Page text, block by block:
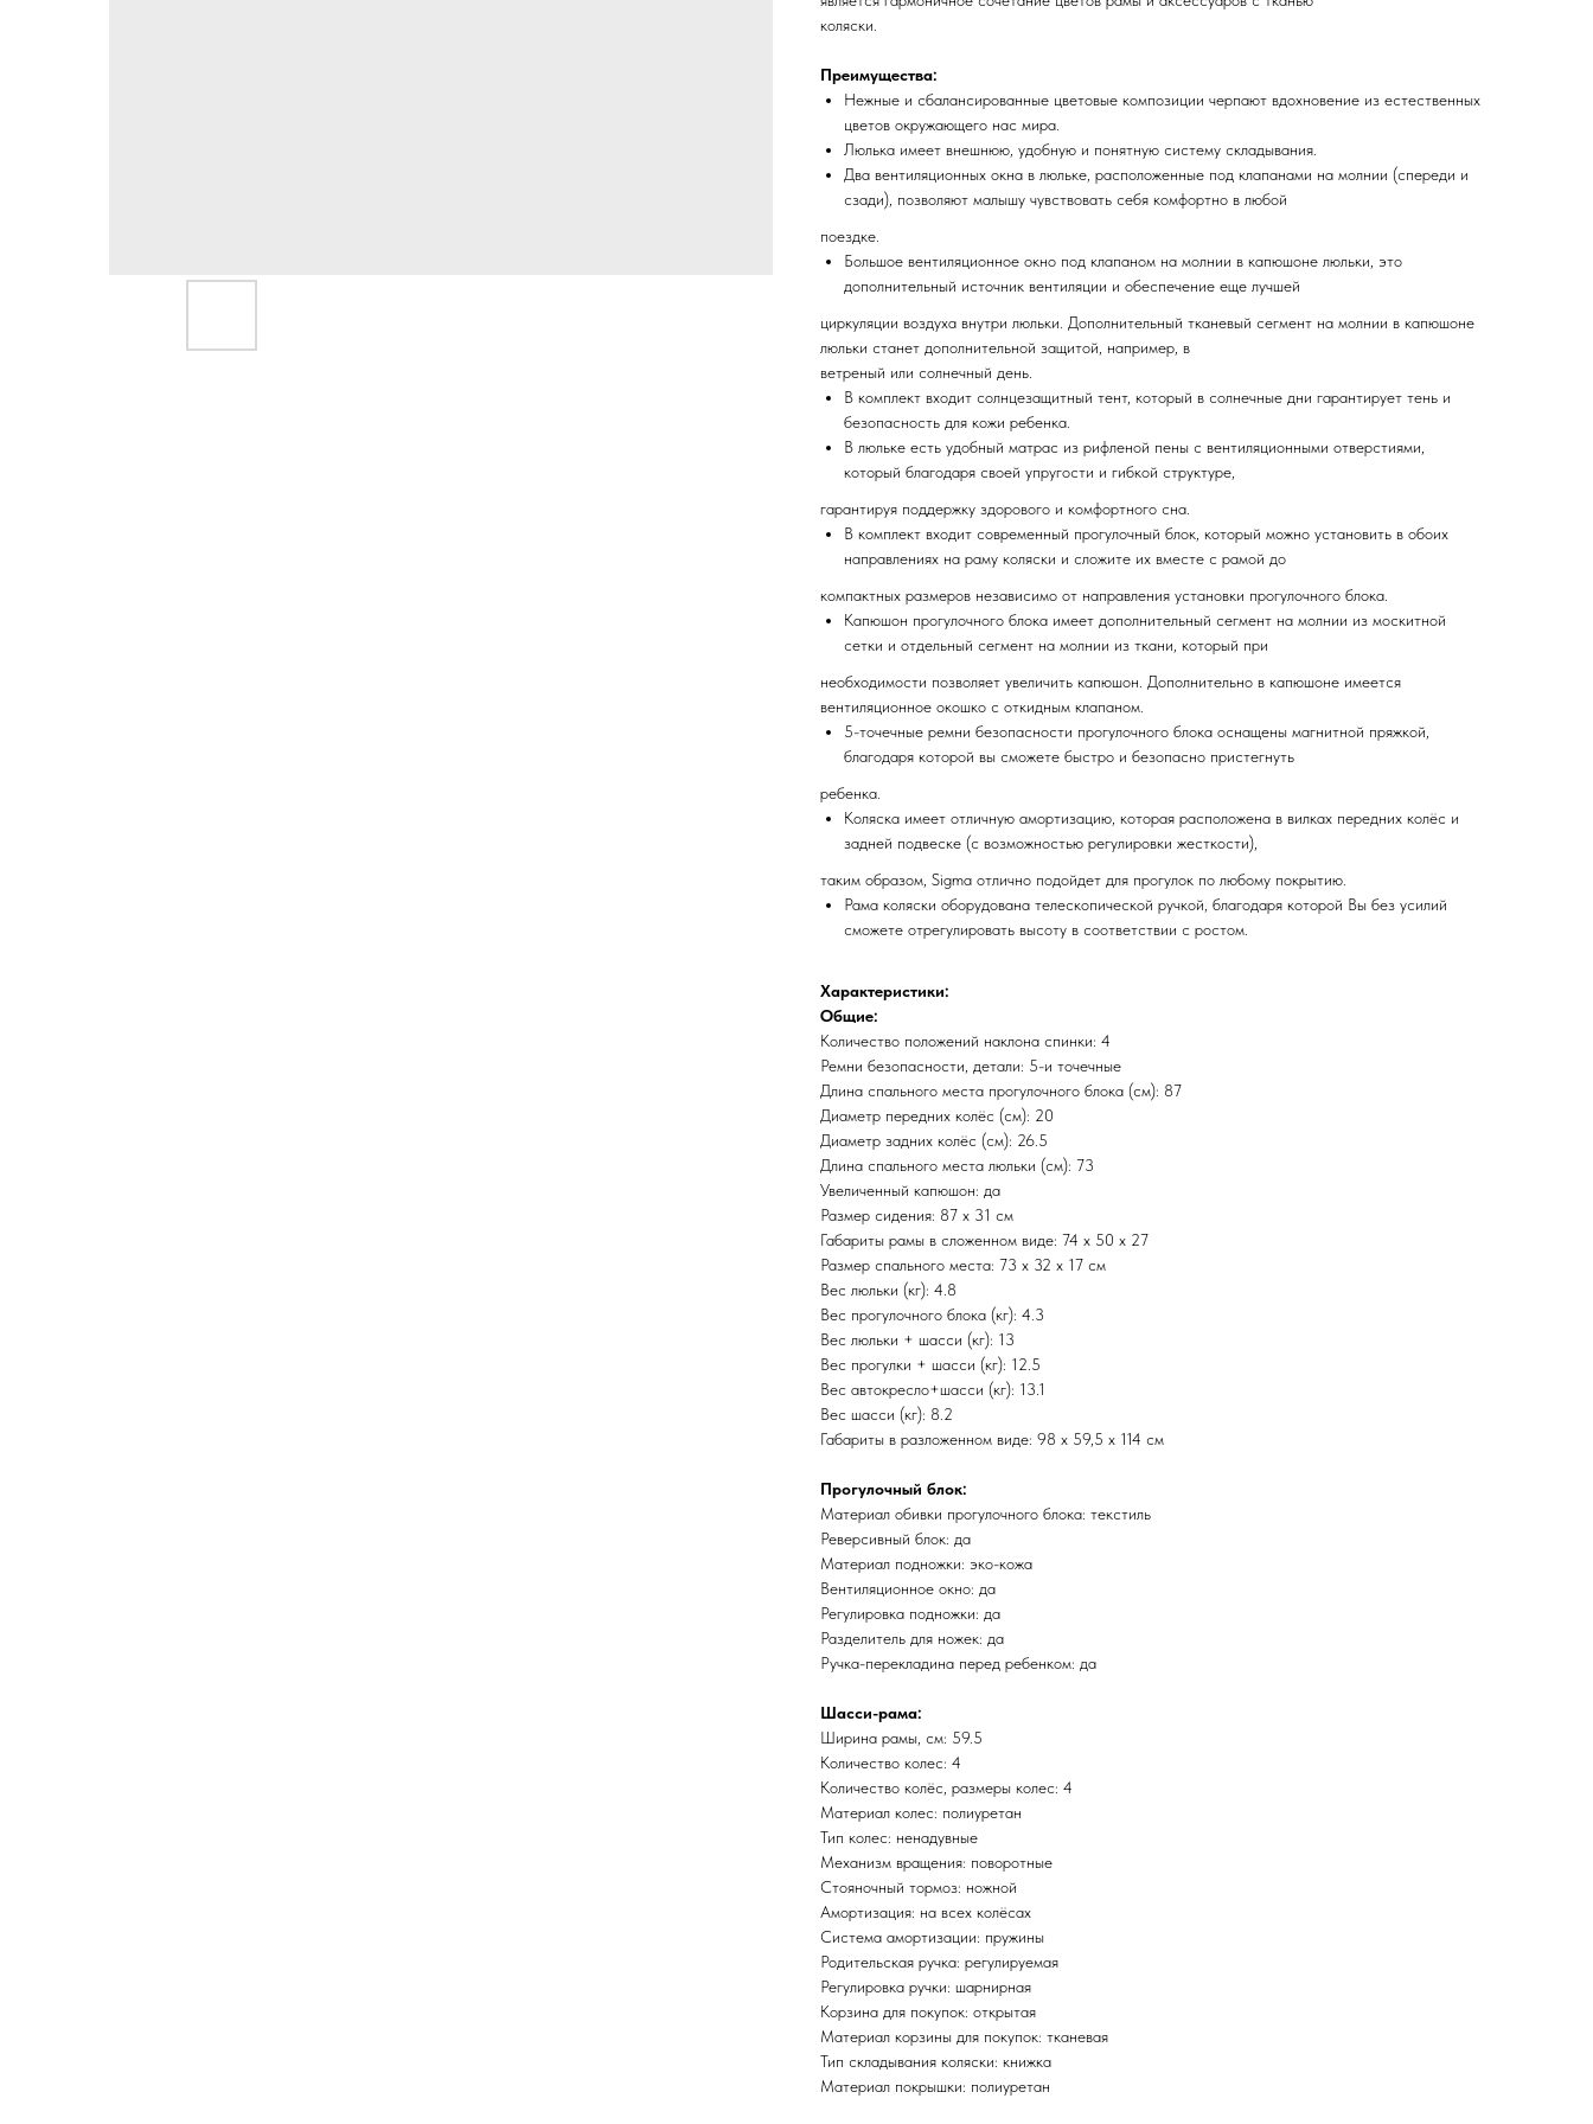
коляски.
Преимущества:
Нежные и сбалансированные цветовые композиции черпают вдохновение из естественных
цветов окружающего нас мира.
Люлька имеет внешнюю, удобную и понятную систему складывания.
Два вентиляционных окна в люльке, расположенные под клапанами на молнии (спереди и
сзади), позволяют малышу чувствовать себя комфортно в любой
поездке.
Большое вентиляционное окно под клапаном на молнии в капюшоне люльки, это
дополнительный источник вентиляции и обеспечение еще лучшей
циркуляции воздуха внутри люльки. Дополнительный тканевый сегмент на молнии в капюшоне
люльки станет дополнительной защитой, например, в
ветреный или солнечный день.
В комплект входит солнцезащитный тент, который в солнечные дни гарантирует тень и
безопасность для кожи ребенка.
В люльке есть удобный матрас из рифленой пены с вентиляционными отверстиями,
который благодаря своей упругости и гибкой структуре,
гарантируя поддержку здорового и комфортного сна.
В комплект входит современный прогулочный блок, который можно установить в обоих
направлениях на раму коляски и сложите их вместе с рамой до
компактных размеров независимо от направления установки прогулочного блока.
Капюшон прогулочного блока имеет дополнительный сегмент на молнии из москитной
сетки и отдельный сегмент на молнии из ткани, который при
необходимости позволяет увеличить капюшон. Дополнительно в капюшоне имеется
вентиляционное окошко с откидным клапаном.
5-точечные ремни безопасности прогулочного блока оснащены магнитной пряжкой,
благодаря которой вы сможете быстро и безопасно пристегнуть
ребенка.
Коляска имеет отличную амортизацию, которая расположена в вилках передних колёс и
задней подвеске (с возможностью регулировки жесткости),
таким образом, Sigma отлично подойдет для прогулок по любому покрытию.
Рама коляски оборудована телескопической ручкой, благодаря которой Вы без усилий
сможете отрегулировать высоту в соответствии с ростом.
Характеристики:
Общие:
Количество положений наклона спинки: 4
Ремни безопасности, детали: 5-и точечные
Длина спального места прогулочного блока (см): 87
Диаметр передних колёс (см): 20
Диаметр задних колёс (см): 26.5
Длина спального места люльки (см): 73
Увеличенный капюшон: да
Размер сидения: 87 х 31 см
Габариты рамы в сложенном виде: 74 х 50 х 27
Размер спального места: 73 х 32 х 17 см
Вес люльки (кг): 4.8
Вес прогулочного блока (кг): 4.3
Вес люльки + шасси (кг): 13
Вес прогулки + шасси (кг): 12.5
Вес автокресло+шасси (кг): 13.1
Вес шасси (кг): 8.2
Габариты в разложенном виде: 98 х 59,5 х 114 см
Прогулочный блок:
Материал обивки прогулочного блока: текстиль
Реверсивный блок: да
Материал подножки: эко-кожа
Вентиляционное окно: да
Регулировка подножки: да
Разделитель для ножек: да
Ручка-перекладина перед ребенком: да
Шасси-рама:
Ширина рамы, см: 59.5
​Количество колес: 4
Количество колёс, размеры колес: 4
Материал колес: полиуретан
Тип колес: ненадувные
Механизм вращения: поворотные
Стояночный тормоз: ножной
Амортизация: на всех колёсах
Система амортизации: пружины
Родительская ручка: регулируемая
Регулировка ручки: шарнирная
Корзина для покупок: открытая
Материал корзины для покупок: тканевая
Тип складывания коляски: книжка
Материал покрышки: полиуретан